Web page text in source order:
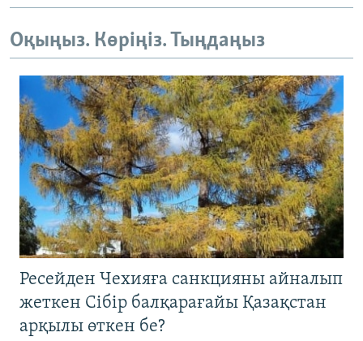
Оқыңыз. Көріңіз. Тыңдаңыз
Ресейден Чехияға санкцияны айналып
жеткен Сібір балқарағайы Қазақстан
арқылы өткен бе?